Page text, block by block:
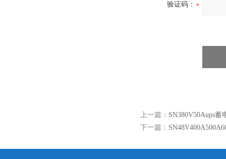
验证码：
上一篇： SN380V50Aups
下一篇：